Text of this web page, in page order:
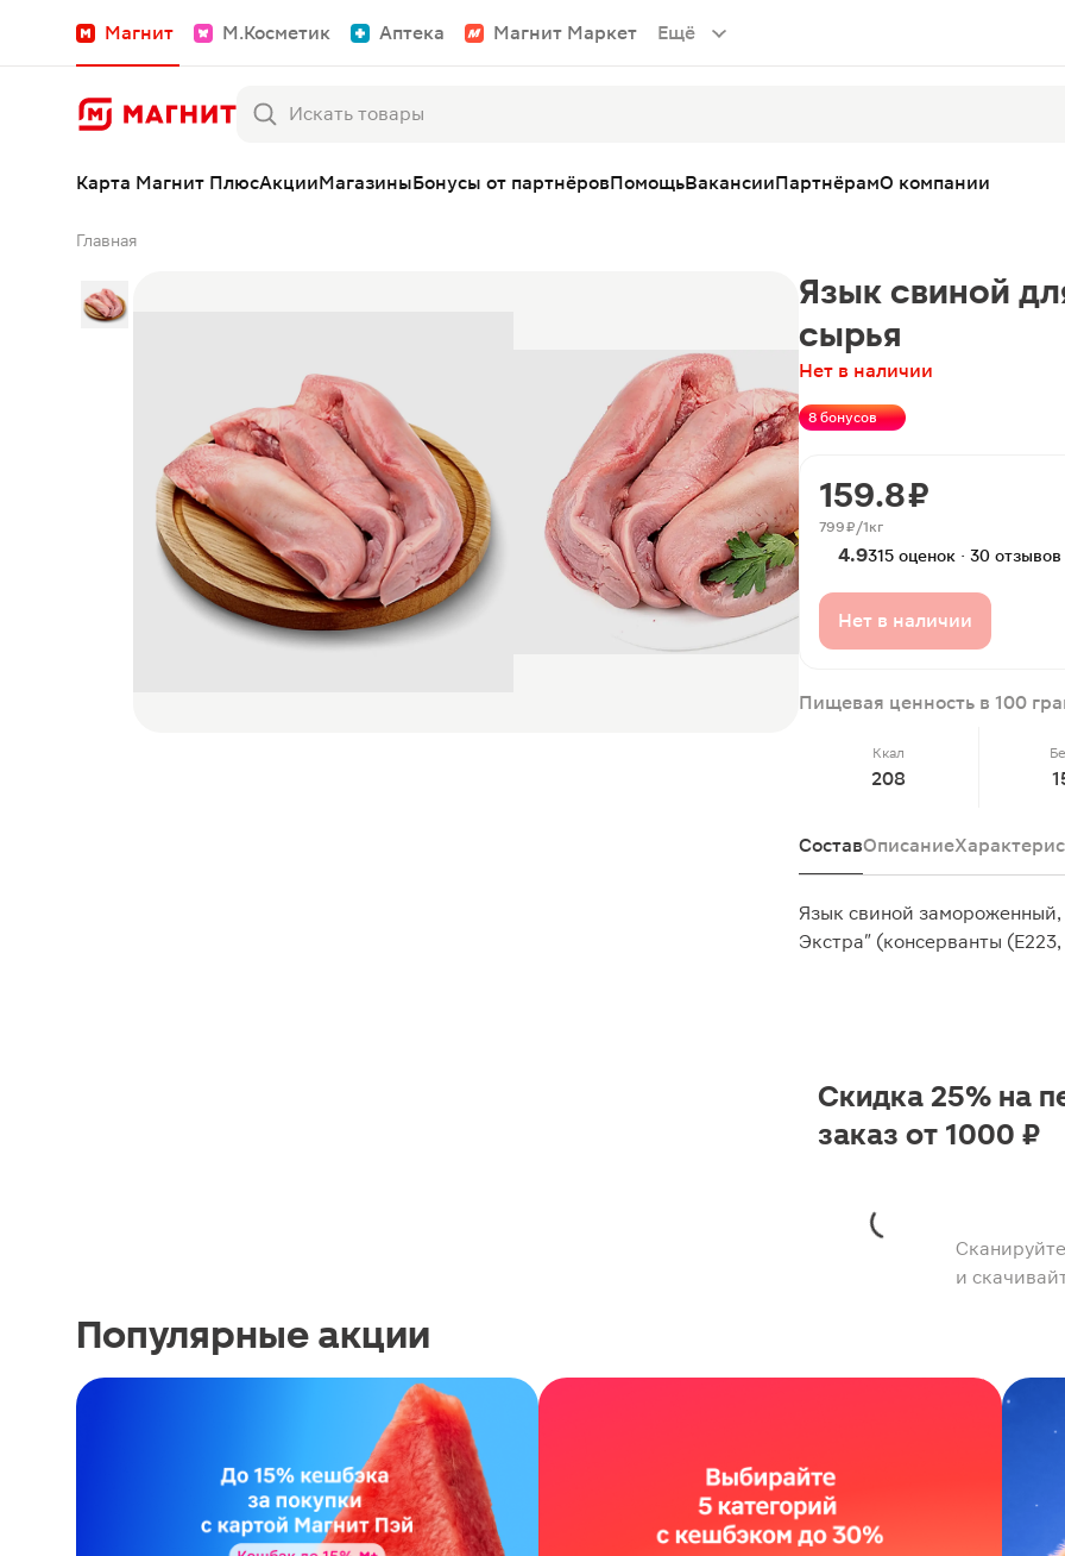
Магнит М.Косметик Аптека Магнит Маркет Ещё
Карта Магнит ПлюсАкцииМагазиныБонусы от партнёровПомощьВакансииПартнёрамО компании
Главная
8 бонусов
Язык свиной
сырья
Нет в наличии
159.8 ₽
799 ₽/1кг
4.9315 оценок · 30 отзывов
Нет в наличии
Пищевая ценность в 100
Ккал
208
СоставОписание
Язык свиной
Экстра" (консерванты
и
Скидка 25% на
заказ от 1000 ₽
Популярные акции